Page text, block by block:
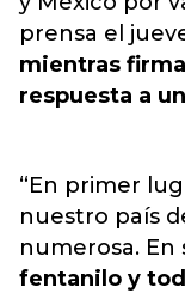
prensa el
mientras
respuesta a
“En primer
nuestro país
numerosa. En
fentanilo y